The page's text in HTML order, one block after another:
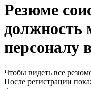
Резюме
должность
персоналу
Чтобы видеть все
После регистрации